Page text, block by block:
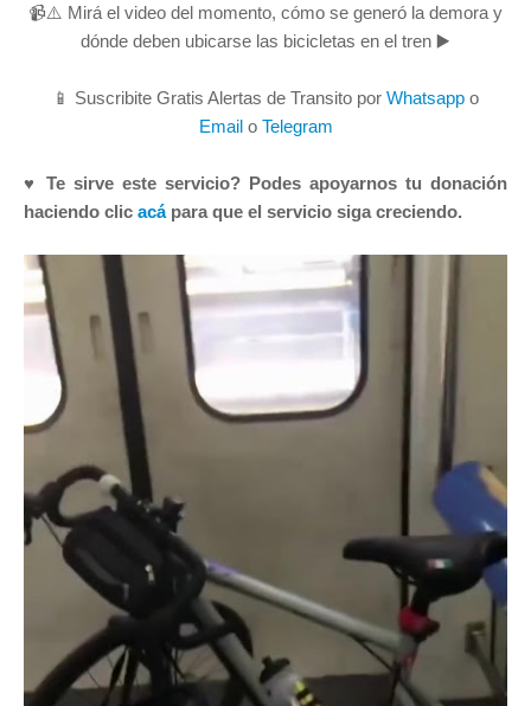
📹⚠️ Mirá el video del momento, cómo se generó la demora y
dónde deben ubicarse las bicicletas en el tren ▶️
📱 Suscribite Gratis Alertas de Transito por Whatsapp o
Emailo Telegram
♥ Te sirve este servicio? Podes apoyarnos tu donación
haciendo clic acápara que el servicio siga creciendo.